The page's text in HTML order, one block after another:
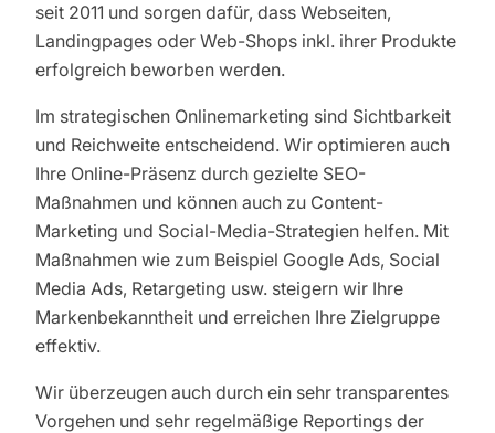
seit 2011 und sorgen dafür, dass Webseiten,
Landingpages oder Web-Shops inkl. ihrer Produkte
erfolgreich beworben werden.
Im strategischen Onlinemarketing sind Sichtbarkeit
und Reichweite entscheidend. Wir optimieren auch
Ihre Online-Präsenz durch gezielte SEO-
Maßnahmen und können auch zu Content-
Marketing und Social-Media-Strategien helfen. Mit
Maßnahmen wie zum Beispiel Google Ads, Social
Media Ads, Retargeting usw. steigern wir Ihre
Markenbekanntheit und erreichen Ihre Zielgruppe
effektiv.
Wir überzeugen auch durch ein sehr transparentes
Vorgehen und sehr regelmäßige Reportings der